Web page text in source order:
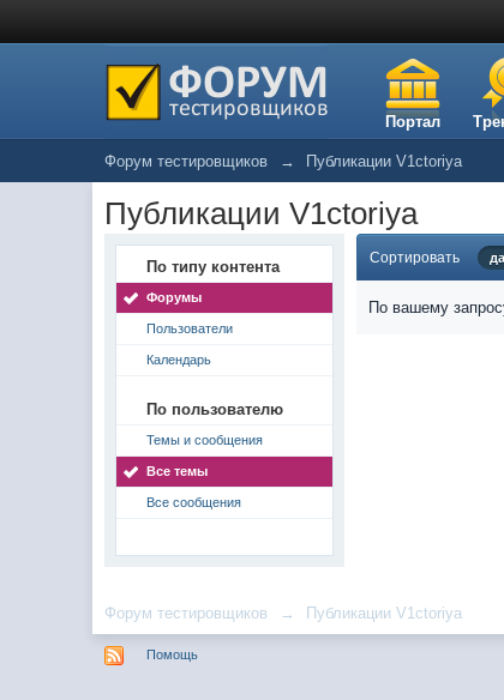
Портал
Форум тестировщиков → Публикации V1ctoriya
Публикации V1ctoriya
По типу контента
Форумы
Пользователи
Календарь
По пользователю
Темы и сообщения
Все темы
Все сообщения
Сортировать
По вашему
Форум тестировщиков → Публикации V1ctoriya
Помощь